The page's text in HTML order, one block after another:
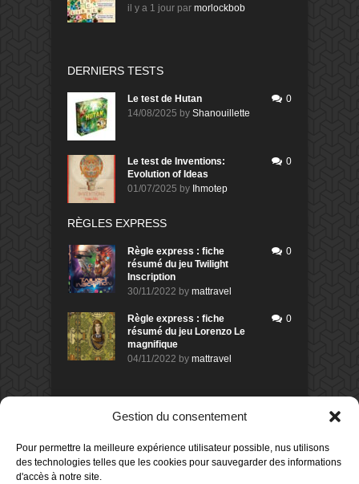
Gestion du consentement
Pour permettre la meilleure expérience utilisateur possible, nus utilisons
des technologies telles que les cookies pour sauvegarder des informations
d'accès à notre site.
il y a 1 jour par morlockbob
DERNIERS TESTS
Le test de Hutan
14/08/2025 by Shanouillette
0
Le test de Inventions:
Evolution of Ideas
01/07/2025 by Ihmotep
0
RÈGLES EXPRESS
Règle express : fiche
résumé du jeu Twilight
Inscription
30/11/2022 by mattravel
0
Règle express : fiche
résumé du jeu Lorenzo Le
magnifique
04/11/2022 by mattravel
0
DERNIERS AVIS DES MEMBRES
Avis de
Sur le jeu Collect!
il y a 5 heures